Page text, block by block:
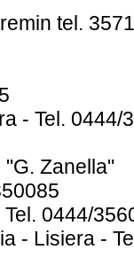
tel.
- Tel. 0444/
"G. Zanella"
0444/
- Lisiera -